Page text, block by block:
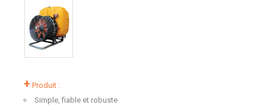
+ Produit :
Simple, fiable et robuste